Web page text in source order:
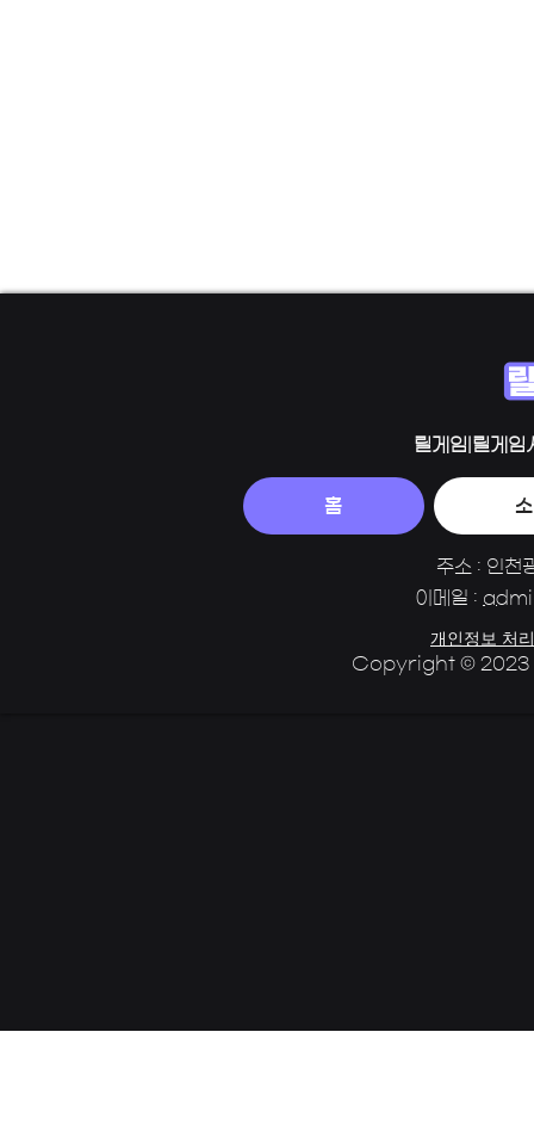
릴게임|릴게임
홈
주소 : 인천
이메일 :
Copyright ©
개인정보 처